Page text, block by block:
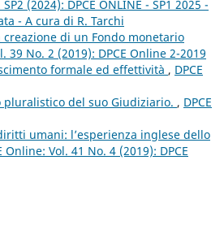
(2024): DPCE ONLINE - SP1 2025 -
- A cura di R. Tarchi
di un Fondo monetario
39 No. 2 (2019): DPCE Online 2-2019
formale ed effettività , DPCE
pluralistico del suo Giudiziario. , DPCE
umani: l’esperienza inglese dello
Online: Vol. 41 No. 4 (2019): DPCE